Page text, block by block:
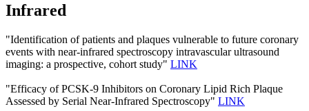
Infrared
"Identification of patients and plaques vulnerable to future coronary
events with near-infrared spectroscopy intravascular ultrasound
imaging: a prospective, cohort study" LINK
"Efficacy of PCSK-9 Inhibitors on Coronary Lipid Rich Plaque
Assessed by Serial Near-Infrared Spectroscopy" LINK